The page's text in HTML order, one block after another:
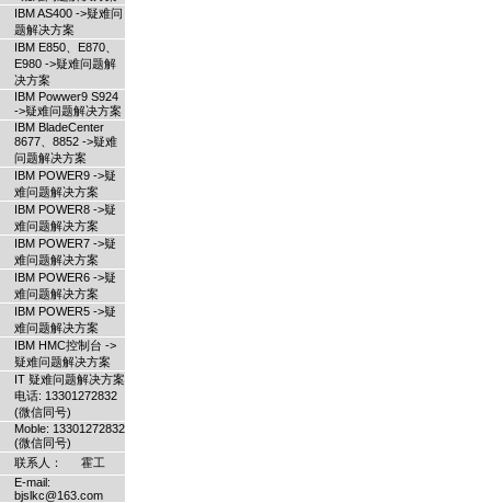
IBM AS400 ->疑难问
题解决方案
IBM E850、E870、
E980 ->疑难问题解
决方案
IBM Powwer9 S924
->疑难问题解决方案
IBM BladeCenter
8677、8852 ->疑难
问题解决方案
IBM POWER9 ->疑
难问题解决方案
IBM POWER8 ->疑
难问题解决方案
IBM POWER7 ->疑
难问题解决方案
IBM POWER6 ->疑
难问题解决方案
IBM POWER5 ->疑
难问题解决方案
IBM HMC控制台 ->
疑难问题解决方案
IT 疑难问题解决方案
电话: 13301272832
(微信同号)
Moble: 13301272832
(微信同号)
联系人： 霍工
E-mail:
bjslkc@163.com